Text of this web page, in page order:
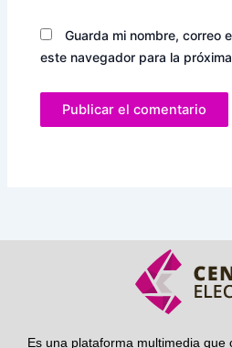
Guarda mi nombre, correo
este navegador para la
Es una plataforma multimedia que